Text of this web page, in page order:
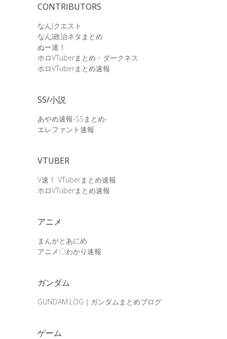
CONTRIBUTORS
なんJクエスト
なんJ政治ネタまとめ
ぬー速！
ホロVTuberまとめ・ダークネス
ホロVTuberまとめ速報
SS/小説
あやめ速報-SSまとめ-
エレファント速報
VTUBER
V速！ VTuberまとめ速報
ホロVTuberまとめ速報
アニメ
まんがとあにめ
アニメ〇わかり速報
ガンダム
GUNDAM.LOG｜ガンダムまとめブログ
ゲーム